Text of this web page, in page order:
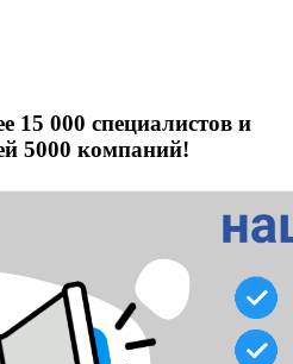
15 000 специалистов и
5000 компаний!